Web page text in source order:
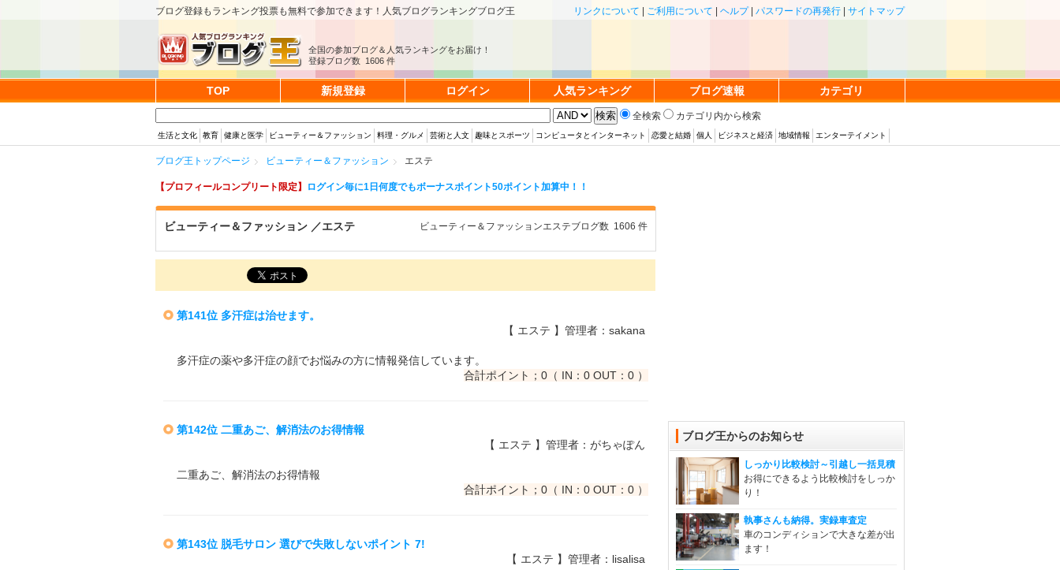
ブログ登録もランキング投票も無料で参加できます！人気ブログランキングブログ王 リンクについて ご利用について ヘルプ| パスワードの再発行 サイトマップ
全国の参加ブログ＆人気ランキングをお届け！
登録ブログ数 1606 件
TOP 新規登録 ログイン 人気ランキング ブログ速報 カテゴリ
全検索 カテゴリ内から検索
生活と文化 教育 健康と医学 ビューティー＆ファッション 料理・グルメ 芸術と人文 趣味とスポーツ コンピュータとインターネット 恋愛と結婚 個人 ビジネスと経済 地域情報 エンターテイメント
ブログ王トップページ ビューティー＆ファッション エステ
【プロフィールコンプリート限定】 ログイン毎に1日何度でもボーナスポイント50ポイント加算中！！
ビューティー＆ファッション ／エステ ビューティー＆ファッションエステブログ数 1606 件
第141位 多汗症は治せます。
【 エステ 】管理者：sakana
多汗症の薬や多汗症の顔でお悩みの方に情報発信しています。
合計ポイント；0（ IN：0 OUT：0 ）
第142位 二重あご、解消法のお得情報
【 エステ 】管理者：がちゃぽん
二重あご、解消法のお得情報
合計ポイント；0（ IN：0 OUT：0 ）
第143位 脱毛サロン 選びで失敗しないポイント 7!
【 エステ 】管理者：lisalisa
ブログ王からのお知らせ
しっかり比較検討～引越し一括見積
お得にできるよう比較検討をしっか
り！
執事さんも納得。実録車査定
車のコンディションで大きな差が出
ます！